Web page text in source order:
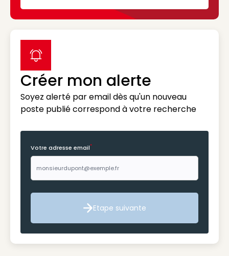
Créer mon alerte
Soyez alerté par email dès qu'un nouveau
poste publié correspond à votre recherche
label icon
Votre adresse email*
Etape suivante
Etape suivante